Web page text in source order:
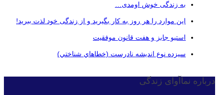
به زندگی خوش اومدی…
این موارد را هر روز به کار بگیرید و از زندگی خود لذت ببرید!
استیو جابز و هفت قانون موفقیت
سيزده نوع انديشه نادرست (خطاهاي شناختي)
درباره نماآوای زندگی